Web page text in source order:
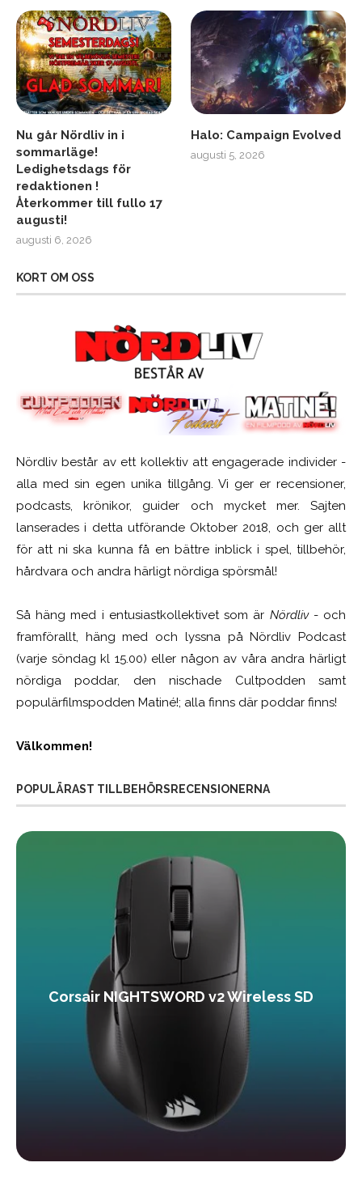
Nu går Nördliv in i
sommarläge!
Ledighetsdags för
redaktionen !
Återkommer till fullo 17
augusti!
augusti 6, 2026
Halo: Campaign Evolved
augusti 5, 2026
KORT OM OSS
Nördliv består av ett kollektiv att engagerade individer -
alla med sin egen unika tillgång. Vi ger er recensioner,
podcasts, krönikor, guider och mycket mer. Sajten
lanserades i detta utförande Oktober 2018, och ger allt
för att ni ska kunna få en bättre inblick i spel, tillbehör,
hårdvara och andra härligt nördiga spörsmål!
Så häng med i entusiastkollektivet som är Nördliv- och
framförallt, häng med och lyssna på Nördliv Podcast
(varje söndag kl 15.00) eller någon av våra andra härligt
nördiga poddar, den nischade Cultpodden samt
populärfilmspodden Matiné!; alla finns där poddar finns!
Välkommen!
POPULÄRAST TILLBEHÖRSRECENSIONERNA
Corsair NIGHTSWORD v2 Wireless SD